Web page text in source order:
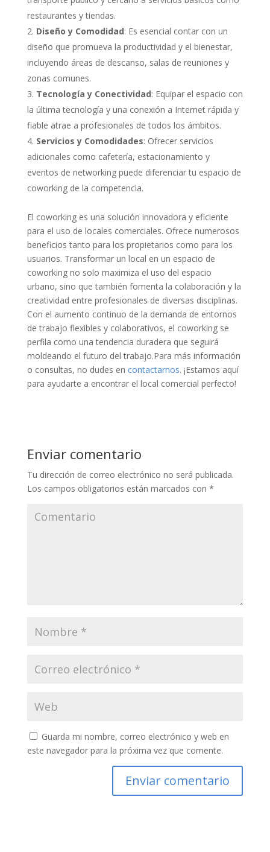
restaurantes y tiendas.
Diseño y Comodidad: Es esencial contar con un
diseño que promueva la productividad y el bienestar,
incluyendo áreas de descanso, salas de reuniones y
zonas comunes.
Tecnología y Conectividad: Equipar el espacio con
la última tecnología y una conexión a Internet rápida y
fiable atrae a profesionales de todos los ámbitos.
Servicios y Comodidades: Ofrecer servicios
adicionales como cafetería, estacionamiento y
eventos de networking puede diferenciar tu espacio de
coworking de la competencia.
El coworking es una solución innovadora y eficiente
para el uso de locales comerciales. Ofrece numerosos
beneficios tanto para los propietarios como para los
usuarios. Transformar un local en un espacio de
coworking no solo maximiza el uso del espacio
urbano, sino que también fomenta la colaboración y la
creatividad entre profesionales de diversas disciplinas.
Con el aumento continuo de la demanda de entornos
de trabajo flexibles y colaborativos, el coworking se
perfila como una tendencia duradera que seguirá
moldeando el futuro del trabajo.Para más información
o consultas, no dudes en contactarnos. ¡Estamos aquí
para ayudarte a encontrar el local comercial perfecto!
Enviar comentario
Tu dirección de correo electrónico no será publicada.
Los campos obligatorios están marcados con *
Guarda mi nombre, correo electrónico y web en
este navegador para la próxima vez que comente.